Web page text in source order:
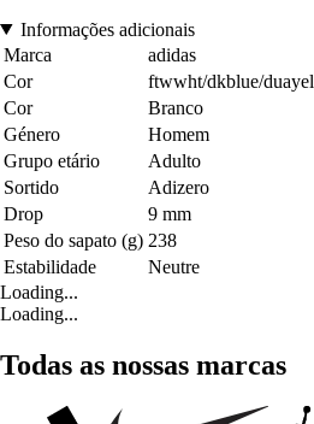
Informações adicionais
Marca
adidas
Cor
ftwwht/dkblue/duayel
Cor
Branco
Género
Homem
Grupo etário
Adulto
Sortido
Adizero
Drop
9 mm
Peso do sapato (g) 238
Estabilidade
Neutre
Loading...
Loading...
Todas as nossas marcas